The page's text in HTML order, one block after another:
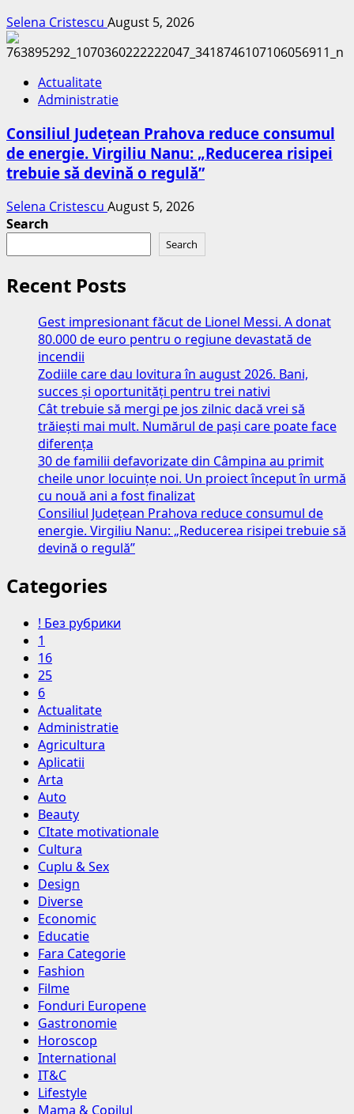
Selena Cristescu August 5, 2026
Actualitate
Administratie
Consiliul Județean Prahova reduce consumul
de energie. Virgiliu Nanu: „Reducerea risipei
trebuie să devină o regulă”
Selena Cristescu August 5, 2026
Search
Search
Recent Posts
Gest impresionant făcut de Lionel Messi. A donat
80.000 de euro pentru o regiune devastată de
incendii
Zodiile care dau lovitura în august 2026. Bani,
succes și oportunități pentru trei nativi
Cât trebuie să mergi pe jos zilnic dacă vrei să
trăiești mai mult. Numărul de pași care poate face
diferența
30 de familii defavorizate din Câmpina au primit
cheile unor locuințe noi. Un proiect început în urmă
cu nouă ani a fost finalizat
Consiliul Județean Prahova reduce consumul de
energie. Virgiliu Nanu: „Reducerea risipei trebuie să
devină o regulă”
Categories
! Без рубрики
1
16
25
6
Actualitate
Administratie
Agricultura
Aplicatii
Arta
Auto
Beauty
CItate motivationale
Cultura
Cuplu & Sex
Design
Diverse
Economic
Educatie
Fara Categorie
Fashion
Filme
Fonduri Europene
Gastronomie
Horoscop
International
IT&C
Lifestyle
Mama & Copilul